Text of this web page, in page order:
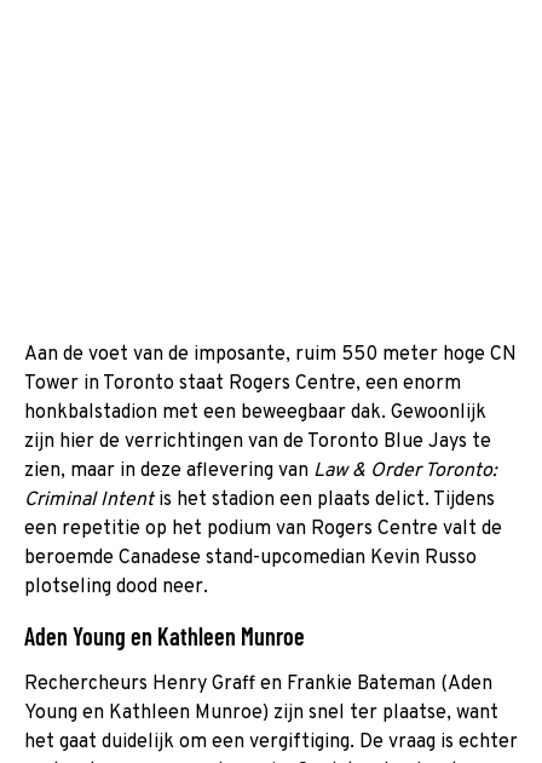
Aan de voet van de imposante, ruim 550 meter hoge CN
Tower in Toronto staat Rogers Centre, een enorm
honkbalstadion met een beweegbaar dak. Gewoonlijk
zijn hier de verrichtingen van de Toronto Blue Jays te
zien, maar in deze aflevering van Law & Order Toronto:
Criminal Intentis het stadion een plaats delict. Tijdens
een repetitie op het podium van Rogers Centre valt de
beroemde Canadese stand-upcomedian Kevin Russo
plotseling dood neer.
Aden Young en Kathleen Munroe
Rechercheurs Henry Graff en Frankie Bateman (Aden
Young en Kathleen Munroe) zijn snel ter plaatse, want
het gaat duidelijk om een vergiftiging. De vraag is echter